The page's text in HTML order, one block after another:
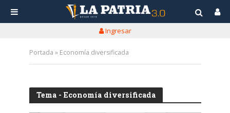
Ingresar
Portada » Economía diversificada
Tema - Economía diversificada